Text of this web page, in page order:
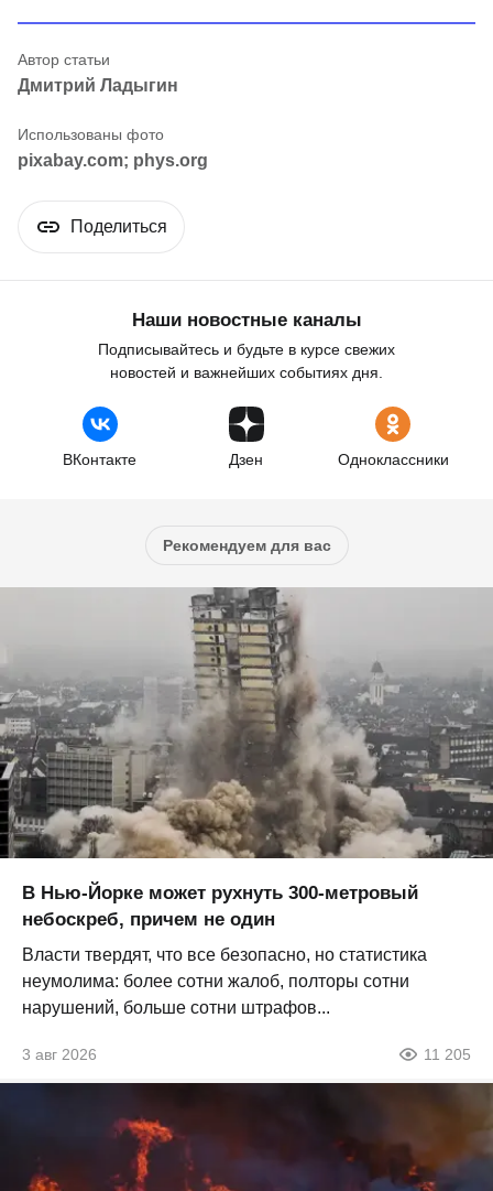
Дмитрий Ладыгин
pixabay.com; phys.org
Поделиться
Наши новостные каналы
Подписывайтесь и будьте в курсе свежих
новостей и важнейших событиях дня.
ВКонтакте Дзен Одноклассники
Рекомендуем для вас
В Нью-Йорке может рухнуть 300-метровый
небоскреб, причем не один
Власти твердят, что все безопасно, но статистика
неумолима: более сотни жалоб, полторы сотни
нарушений, больше сотни штрафов...
3 авг 2026 11 205